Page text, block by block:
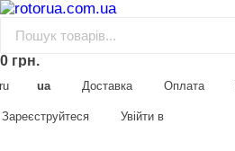
0 грн.
ua Доставка Оплата
Зареєструйтеся Увійти в